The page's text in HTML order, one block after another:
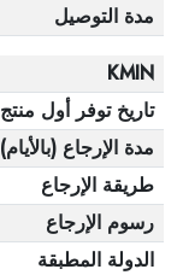
مدة التوصيل
KMIN
تاريخ توفر أول منتج
مدة الإرجاع (بالأيام)
طريقة الإرجاع
رسوم الإرجاع
الدولة المطبقة